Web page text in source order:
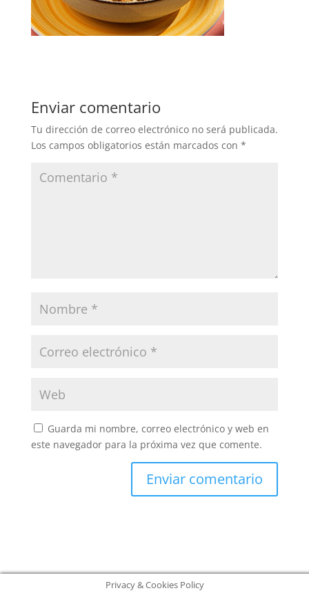
Enviar comentario
Tu dirección de correo electrónico no será publicada.
Los campos obligatorios están marcados con *
Guarda mi nombre, correo electrónico y web en
este navegador para la próxima vez que comente.
Privacy & Cookies Policy